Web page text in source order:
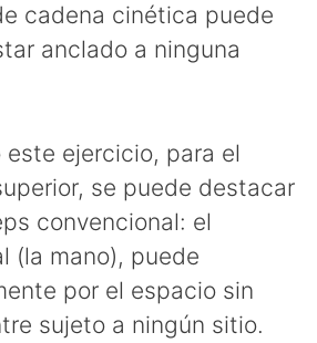
cadena cinética puede
anclado a ninguna
este ejercicio, para el
se puede destacar
convencional: el
(la mano), puede
por el espacio sin
sujeto a ningún sitio.